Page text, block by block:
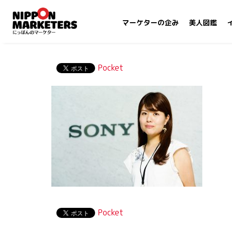
マーケターの企み 美人図鑑
Pocket
Pocket